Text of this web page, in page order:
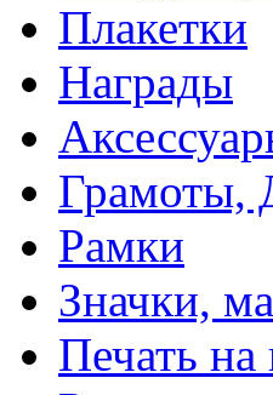
Плакетки
Награды
Грамоты,
Рамки
Значки,
Печать на